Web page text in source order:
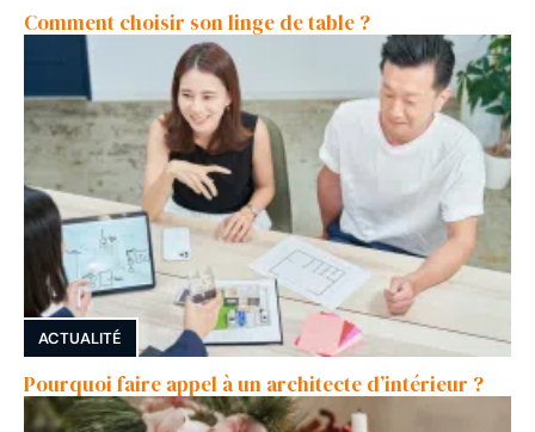
Comment choisir son linge de table ?
ACTUALITÉ
Pourquoi faire appel à un architecte d’intérieur ?